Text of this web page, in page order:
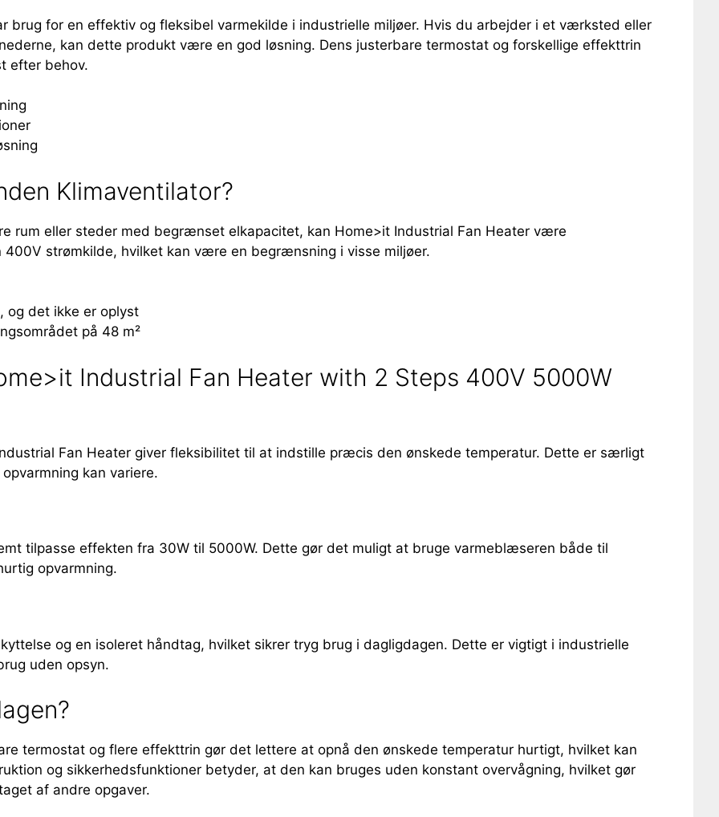
brug for en effektiv og fleksibel varmekilde i industrielle miljøer. Hvis du arbejder i et værksted eller
kan dette produkt være en god løsning. Dens justerbare termostat og forskellige effekttrin
efter behov.
Klimaventilator?
rum eller steder med begrænset elkapacitet, kan Home>it Industrial Fan Heater være
strømkilde, hvilket kan være en begrænsning i visse miljøer.
og det ikke er oplyst
på 48 m²
Industrial Fan Heater with 2 Steps 400V 5000W
Fan Heater giver fleksibilitet til at indstille præcis den ønskede temperatur. Dette er særligt
kan variere.
tilpasse effekten fra 30W til 5000W. Dette gør det muligt at bruge varmeblæseren både til
opvarmning.
og en isoleret håndtag, hvilket sikrer tryg brug i dagligdagen. Dette er vigtigt i industrielle
uden opsyn.
termostat og flere effekttrin gør det lettere at opnå den ønskede temperatur hurtigt, hvilket kan
og sikkerhedsfunktioner betyder, at den kan bruges uden konstant overvågning, hvilket gør
af andre opgaver.